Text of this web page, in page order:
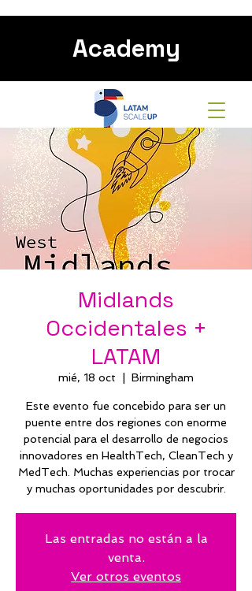
Academy
Midlands
Occidentales +
LATAM
mié, 18 oct Birmingham
Este evento fue concebido para ser un
puente entre dos regiones con enorme
potencial para el desarrollo de negocios
innovadores en HealthTech, CleanTech y
MedTech. Muchas experiencias por trocar
y muchas oportunidades por descubrir.
Las entradas no están a la
venta.
Ver otros eventos